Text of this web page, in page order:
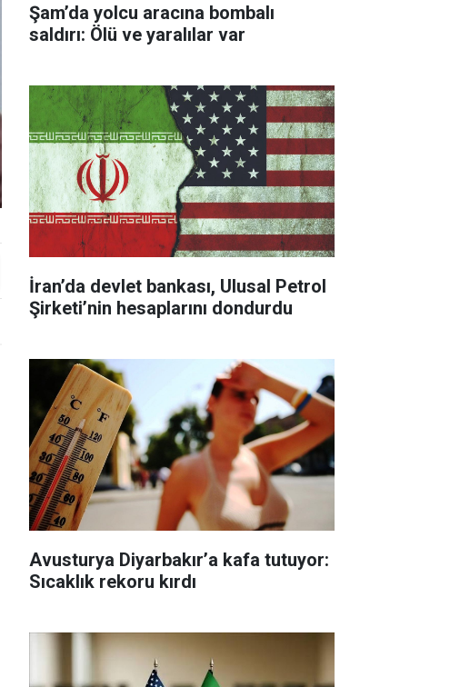
Şam’da yolcu aracına bombalı
saldırı: Ölü ve yaralılar var
İran’da devlet bankası, Ulusal Petrol
Şirketi’nin hesaplarını dondurdu
Avusturya Diyarbakır’a kafa tutuyor:
Sıcaklık rekoru kırdı